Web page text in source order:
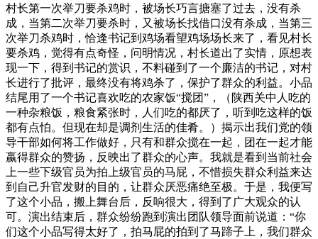
村长第一次举刀要杀鸡时，被场长巧言搪塞了过去，没有杀
成，当第二次举刀要杀时，又被场长找借口没有杀成，当第三
次举刀杀鸡时，恰逢书记到鸡场看望鸡场场长来了，看见村长
要杀鸡，觉得有点奇怪，问明情况，村长道出了实情，原想表
现一下，得到书记的赏识，不料碰到了一个廉洁的书记，对村
长进行了批评，最终没有将鸡杀了，保护了群众的利益。小品
结尾用了一个书记喜欢吃的农家饭“搅团”，（陕西关中人吃的
一种杂粮饭，粮食紧张时，人们吃的都厌了，听到吃这样的饭
都有点怕。但现在却是调剂生活的佳肴。）揭示出我们党的领
导干部如何将工作做好，只有和群众搅在一起，团在一起才能
嬴得群众的赞扬，反映出了群众的心声。我就是看到当前社会
上一些下级官员为拍上级官员的马屁，不惜损失群众利益来达
到自己升官发财的目的，让群众厌恶痛绝至极。于是，我便写
了这个小品，搬上舞台后，反响很大，得到了广大观众的认
可。演出结束后，群众纷纷跑到演出团队领导面前说道：“你
们这个小品写得太好了，拍马屁的拍到了马蹄子上，我们群众